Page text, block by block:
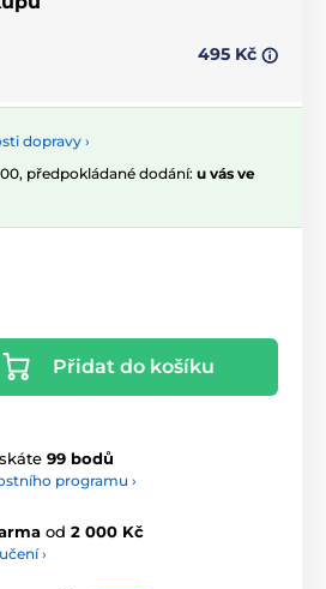
495 Kč
dopravy ›
předpokládané dodání: u vás ve
Přidat do košíku
99 bodů
programu ›
od 2 000 Kč
›